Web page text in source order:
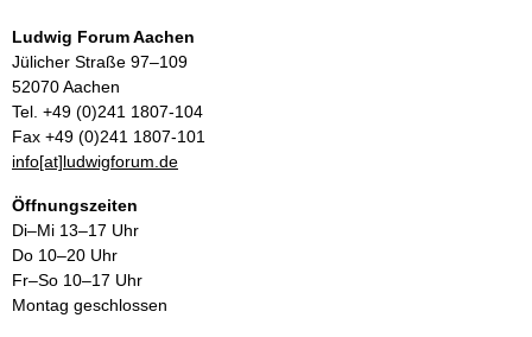
Ludwig Forum Aachen
Jülicher Straße 97–109
52070 Aachen
Tel. +49 (0)241 1807-104
Fax +49 (0)241 1807-101
info[at]ludwigforum.de
Öffnungszeiten
Di–Mi 13–17 Uhr
Do 10–20 Uhr
Fr–So 10–17 Uhr
Montag geschlossen